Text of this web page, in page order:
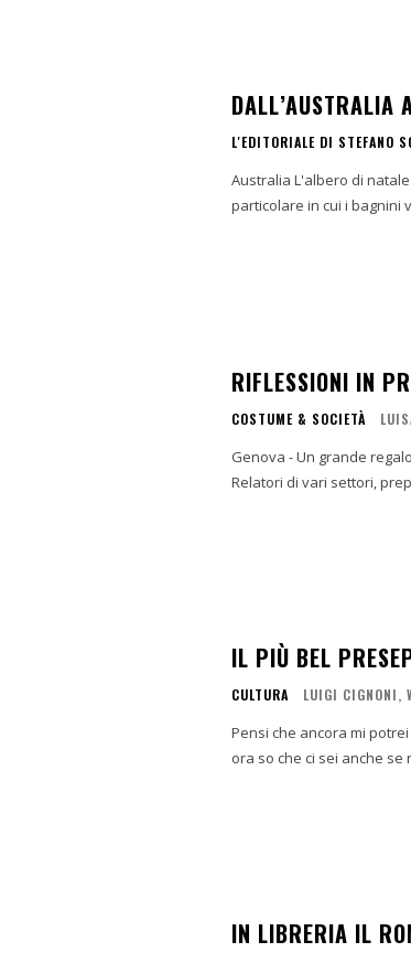
DALL’AUSTRALIA
L'EDITORIALE DI STEFANO
Australia L'albero di natale più esotico è quello australiao allestito a Bondi Beach, Sydney, che sorveglia i bagnanti. Una giornata
particolare in cui i bagnini
RIFLESSIONI IN
COSTUME & SOCIETÀ
Genova - Un grande
Relatori di vari settori,
IL PIÙ BEL
CULTURA LUIGI CIGNONI,
Pensi che ancora mi potrei meravigliare della tua assenza? Quando ti ho aperto la porta sapevo cosa sarei andato incontro Come
IN LIBRERIA IL